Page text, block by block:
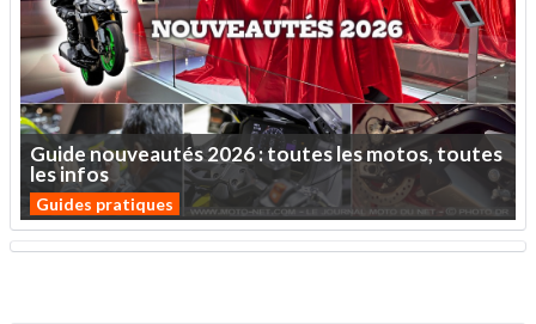
Guidenouveautés2026:touteslesmotos,toutes
lesinfos
Guides pratiques